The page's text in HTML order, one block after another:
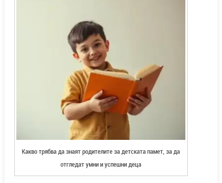
Какво трябва да знаят родителите за детската памет, за да
отгледат умни и успешни деца